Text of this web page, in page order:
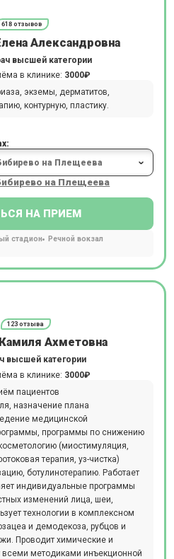
618 отзывов
Александровна
высшей категории
в клинике: 3000₽
экземы, дерматитов,
контурную, пластику.
на Плещеева
НА ПРИЕМ
стадион
Речной вокзал
123 отзыва
Ахметовна
высшей категории
в клинике: 3000₽
пациентов
назначение плана
медицинской
программы по снижению
(миостимуляция,
терапия, уз-чистка)
ботулинотерапию. Работает
индивидуальные программы
изменений лица, шеи,
технологии в комплексном
и демодекоза, рубцов и
Проводит химические и
всеми методиками инъекционной